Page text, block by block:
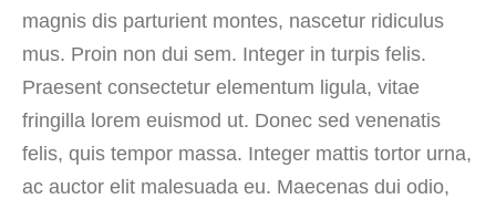
magnis dis parturient montes, nascetur ridiculus
mus. Proin non dui sem. Integer in turpis felis.
Praesent consectetur elementum ligula, vitae
fringilla lorem euismod ut. Donec sed venenatis
felis, quis tempor massa. Integer mattis tortor urna,
ac auctor elit malesuada eu. Maecenas dui odio,